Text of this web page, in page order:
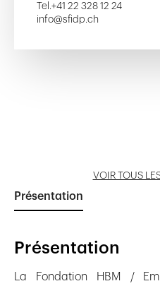
Tel.+41 22 328 12 24
info@sfidp.ch
VOIR TOUS
Présentation
Présentation
La Fondation HBM /